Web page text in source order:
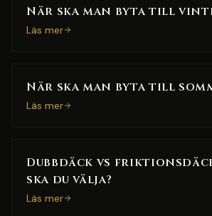
När ska man byta till
Läs mer
När ska man byta till
Läs mer
Dubbdäck vs
ska du välja?
Läs mer